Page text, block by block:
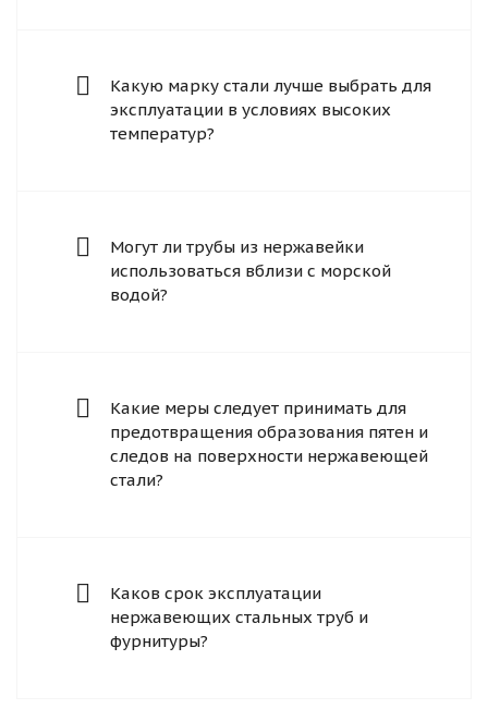
Какую марку стали лучше выбрать для
эксплуатации в условиях высоких
температур?
Могут ли трубы из нержавейки
использоваться вблизи с морской
водой?
Какие меры следует принимать для
предотвращения образования пятен и
следов на поверхности нержавеющей
стали?
Каков срок эксплуатации
нержавеющих стальных труб и
фурнитуры?